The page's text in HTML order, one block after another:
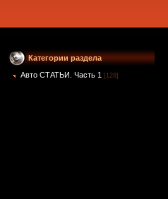
Категории раздела
Авто СТАТЬИ. Часть 1 [128]